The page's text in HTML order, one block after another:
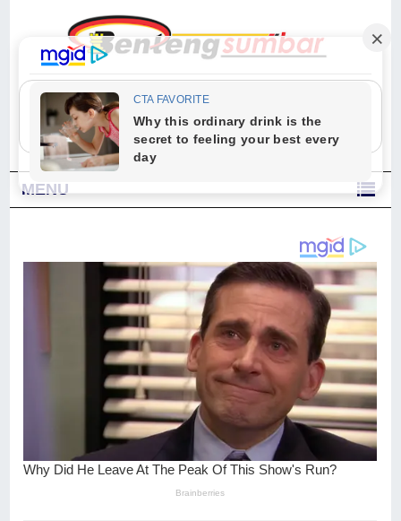
"Sesungguhnya Allah dan para malaikat-Nya berselawat untuk Nabi.
Wahai orang-orang yang beriman, berselawatlah kamu untuk Nabi dan
ucapkanlah salam dengan penuh penghormatan kepadanya." (Qs. Al
Ahzab Ayat 56)
MENU